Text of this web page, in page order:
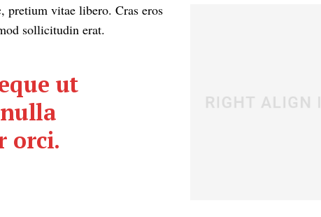
pretium vitae libero. Cras eros
sollicitudin erat.
ut
orci.